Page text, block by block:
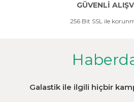
GÜVENLİ
256 Bit SSL ile
Galastik ile ilgili hiçbir